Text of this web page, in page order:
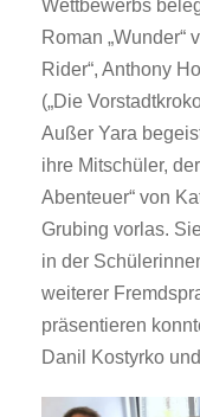
Wettbewerbs
Roman „Wunder“
Rider“, Anthony
(„Die
Außer Yara
ihre Mitschüler,
Abenteuer“ von
Grubing vorlas.
in der
weiterer
präsentieren
Danil Kostyrko